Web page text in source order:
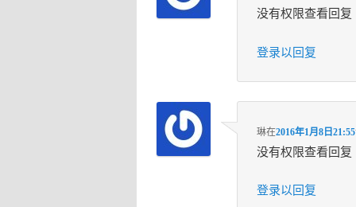
没有权限查看回复
登录以回复
琳在2016年1月8日21:55
没有权限查看回复
登录以回复